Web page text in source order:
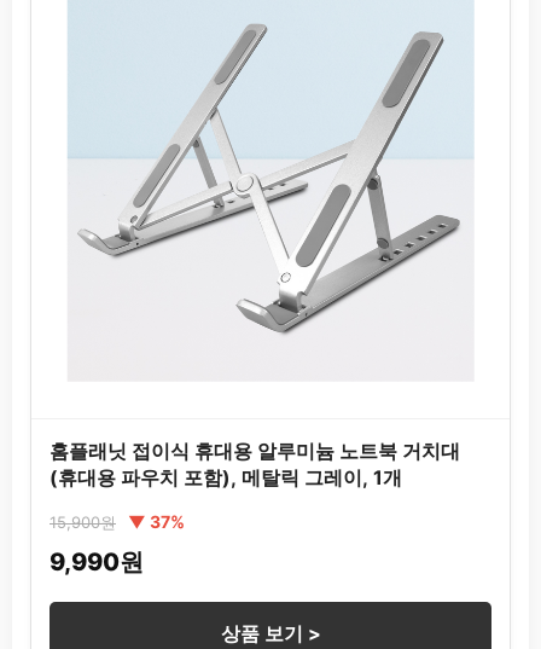
홈플래닛 접이식 휴대용 알루미늄 노트북 거치대
(휴대용 파우치 포함), 메탈릭 그레이, 1개
15,900원 ▼ 37%
9,990원
상품 보기 >